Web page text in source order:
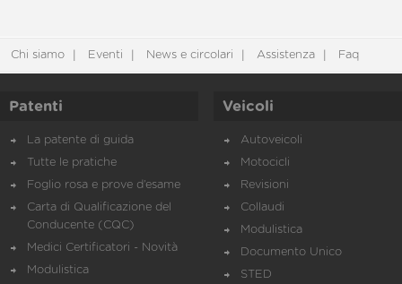
Chi siamo Eventi News e circolari Assistenza Faq
Patenti
La patente di guida
Tutte le pratiche
Foglio rosa e prove d’esame
Carta di Qualificazione del
Conducente (CQC)
Medici Certificatori - Novità
Modulistica
Veicoli
Autoveicoli
Motocicli
Revisioni
Collaudi
Modulistica
Documento Unico
STED